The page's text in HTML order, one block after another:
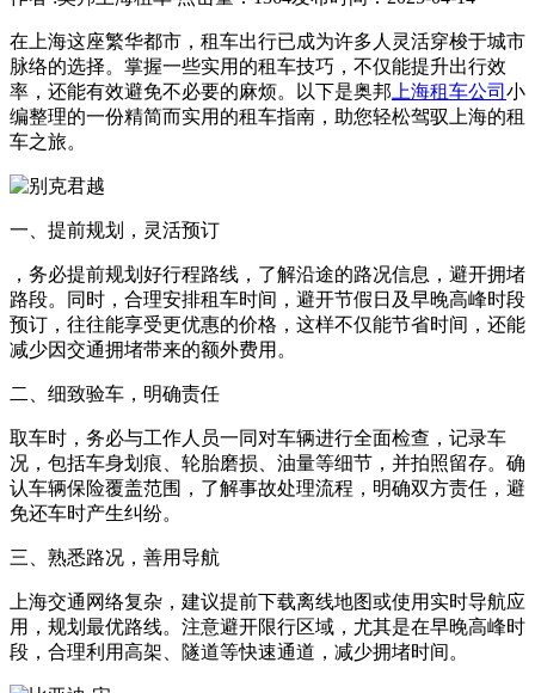
在上海这座繁华都市，租车出行已成为许多人灵活穿梭于城市
脉络的选择。掌握一些实用的租车技巧，不仅能提升出行效
率，还能有效避免不必要的麻烦。以下是奥邦 上海租车公司 小
编整理的一份精简而实用的租车指南，助您轻松驾驭上海的租
车之旅。
一、提前规划，灵活预订
，务必提前规划好行程路线，了解沿途的路况信息，避开拥堵
路段。同时，合理安排租车时间，避开节假日及早晚高峰时段
预订，往往能享受更优惠的价格，这样不仅能节省时间，还能
减少因交通拥堵带来的额外费用。
二、细致验车，明确责任
取车时，务必与工作人员一同对车辆进行全面检查，记录车
况，包括车身划痕、轮胎磨损、油量等细节，并拍照留存。确
认车辆保险覆盖范围，了解事故处理流程，明确双方责任，避
免还车时产生纠纷。
三、熟悉路况，善用导航
上海交通网络复杂，建议提前下载离线地图或使用实时导航应
用，规划最优路线。注意避开限行区域，尤其是在早晚高峰时
段，合理利用高架、隧道等快速通道，减少拥堵时间。